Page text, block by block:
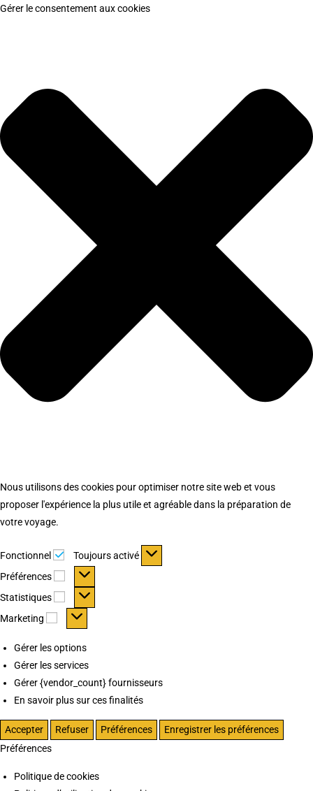
Gérer le consentement aux cookies
Nous utilisons des cookies pour optimiser notre site web et vous
proposer l'expérience la plus utile et agréable dans la préparation de
votre voyage.
Fonctionnel Fonctionnel
Toujours activé
Préférences
Préférences
Statistiques Statistiques
Marketing Marketing
Gérer les options
Gérer les services
Gérer {vendor_count} fournisseurs
En savoir plus sur ces finalités
Accepter Refuser Préférences
Enregistrer les préférences
Préférences
Politique de cookies